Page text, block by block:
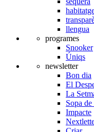
llengua
programes
Snooker
Úniqs
newsletter
Bon dia
El
La
Sopa de
Impacte